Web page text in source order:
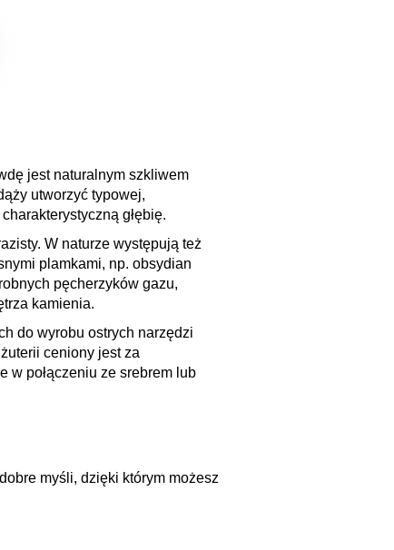
jest naturalnym szkliwem
utworzyć typowej,
głębię.
W naturze występują też
plamkami, np. obsydian
pęcherzyków gazu,
kamienia.
do wyrobu ostrych narzędzi
ceniony jest za
w połączeniu ze srebrem lub
myśli, dzięki którym możesz